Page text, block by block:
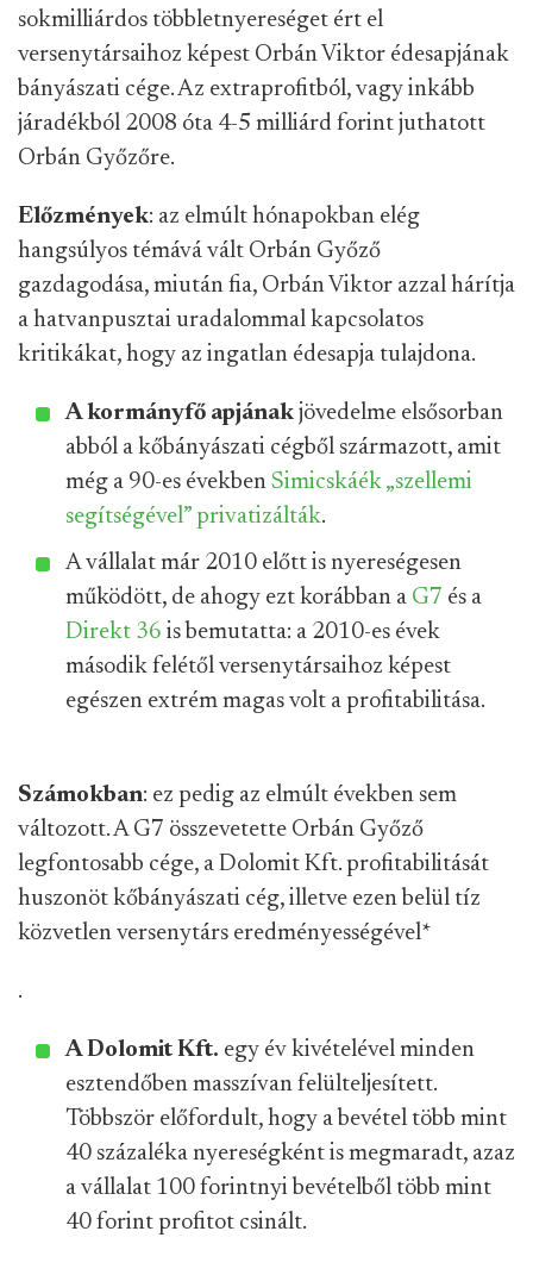
sokmilliárdos többletnyereséget ért el
versenytársaihoz képest Orbán Viktor édesapjának
bányászati cége. Az extraprofitból, vagy inkább
járadékból 2008 óta 4-5 milliárd forint juthatott
Orbán Győzőre.
Előzmények: az elmúlt hónapokban elég
hangsúlyos témává vált Orbán Győző
gazdagodása, miután fia, Orbán Viktor azzal hárítja
a hatvanpusztai uradalommal kapcsolatos
kritikákat, hogy az ingatlan édesapja tulajdona.
A kormányfő apjának jövedelme elsősorban
abból a kőbányászati cégből származott, amit
még a 90-es években Simicskáék „szellemi
segítségével” privatizálták.
A vállalat már 2010 előtt is nyereségesen
működött, de ahogy ezt korábban a G7 és a
Direkt 36 is bemutatta: a 2010-es évek
második felétől versenytársaihoz képest
egészen extrém magas volt a profitabilitása.
Számokban: ez pedig az elmúlt években sem
változott. A G7 összevetette Orbán Győző
legfontosabb cége, a Dolomit Kft. profitabilitását
huszonöt kőbányászati cég, illetve ezen belül tíz
közvetlen versenytárs eredményességével*
.
A Dolomit Kft. egy év kivételével minden
esztendőben masszívan felülteljesített.
Többször előfordult, hogy a bevétel több mint
40 százaléka nyereségként is megmaradt, azaz
a vállalat 100 forintnyi bevételből több mint
40 forint profitot csinált.